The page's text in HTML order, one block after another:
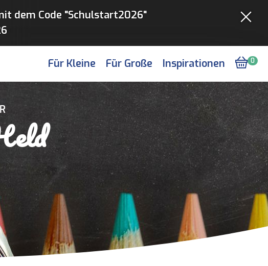
Für Kleine Für Große Inspirationen 0
dem Code "Schulstart2026"